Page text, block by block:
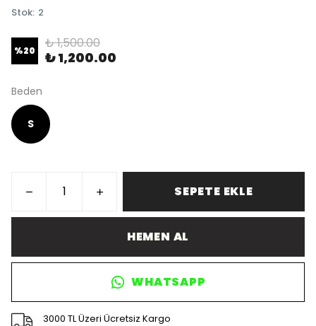
Stok: 2
%20 ₺ 1,500.00
₺ 1,200.00
Beden
S
SEPETE EKLE
HEMEN AL
WHATSAPP
3000 TL Üzeri Ücretsiz Kargo